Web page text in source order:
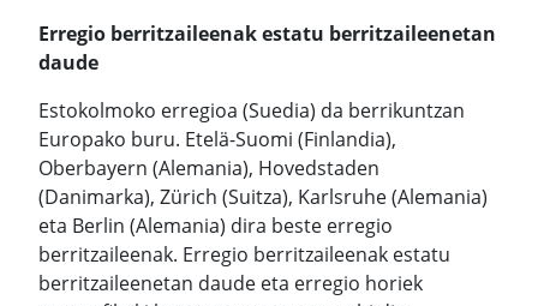
Erregio berritzaileenak estatu berritzaileenetan
daude
Estokolmoko erregioa (Suedia) da berrikuntzan
Europako buru. Etelä-Suomi (Finlandia),
Oberbayern (Alemania), Hovedstaden
(Danimarka), Zürich (Suitza), Karlsruhe (Alemania)
eta Berlin (Alemania) dira beste erregio
berritzaileenak. Erregio berritzaileenak estatu
berritzaileenetan daude eta erregio horiek